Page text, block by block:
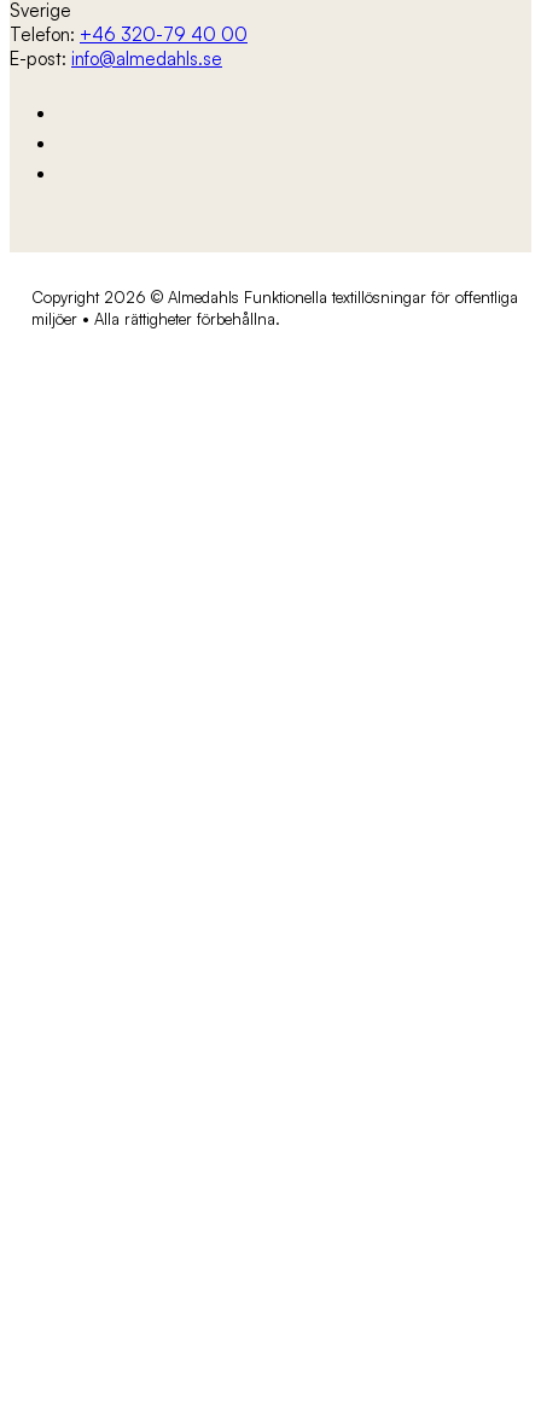
Sverige
Telefon: +46 320-79 40 00
E-post: info@almedahls.se
Copyright 2026 © Almedahls Funktionella textillösningar för offentliga
miljöer • Alla rättigheter förbehållna.